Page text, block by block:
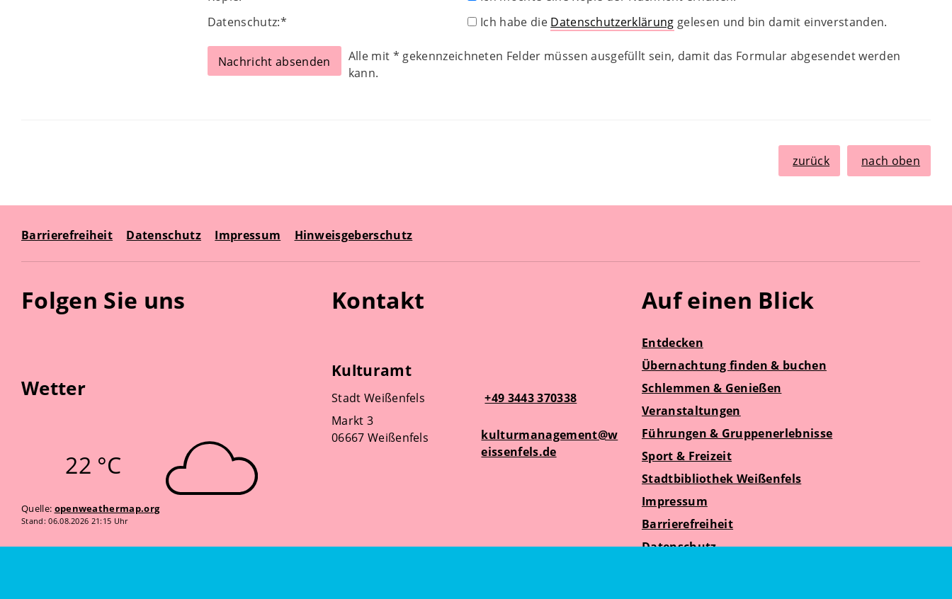
Datenschutz:* Ich habe die Datenschutzerklärung gelesen und bin damit einverstanden.
Alle mit * gekennzeichneten Felder müssen ausgefüllt sein, damit das Formular abgesendet werden
kann.
zurück nach oben
Barrierefreiheit Datenschutz Impressum Hinweisgeberschutz
Folgen Sie uns
Wetter
22 °C
Quelle: openweathermap.org
Stand: 06.08.2026 21:15 Uhr
Kontakt
Kulturamt
Stadt Weißenfels
Markt 3
06667 Weißenfels
+49 3443 370338
kulturmanagement@w
eissenfels.de
Auf einen Blick
Entdecken
Übernachtung finden & buchen
Schlemmen & Genießen
Veranstaltungen
Führungen & Gruppenerlebnisse
Sport & Freizeit
Stadtbibliothek Weißenfels
Impressum
Barrierefreiheit
Datenschutz